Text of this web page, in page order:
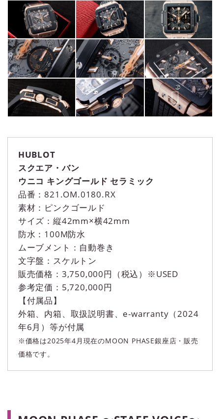
HUBLOT
スクエア・バン
ウニコ キングゴールド セラミック
品番：821.OM.0180.RX
素材：ピンクゴールド
サイズ：縦42mm×横42mm
防水：100M防水
ムーブメント：自動巻き
文字盤：スケルトン
販売価格：3,750,000円（税込）※USED
参考定価：5,720,000円
【付属品】
外箱、内箱、取扱説明書、e-warranty（2024
年6月）等が付属
※価格は2025年4月現在のMOON PHASE銀座店・販売
価格です。